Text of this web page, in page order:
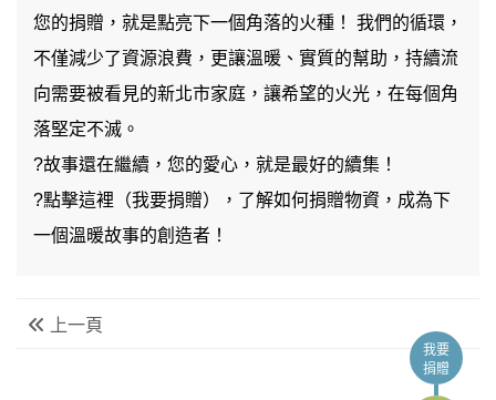
您的捐贈，就是點亮下一個角落的火種！ 我們的循環，
不僅減少了資源浪費，更讓溫暖、實質的幫助，持續流
向需要被看見的新北市家庭，讓希望的火光，在每個角
落堅定不滅。
?故事還在繼續，您的愛心，就是最好的續集！
?點擊這裡（我要捐贈），了解如何捐贈物資，成為下
一個溫暖故事的創造者！
上一頁
我要
捐贈